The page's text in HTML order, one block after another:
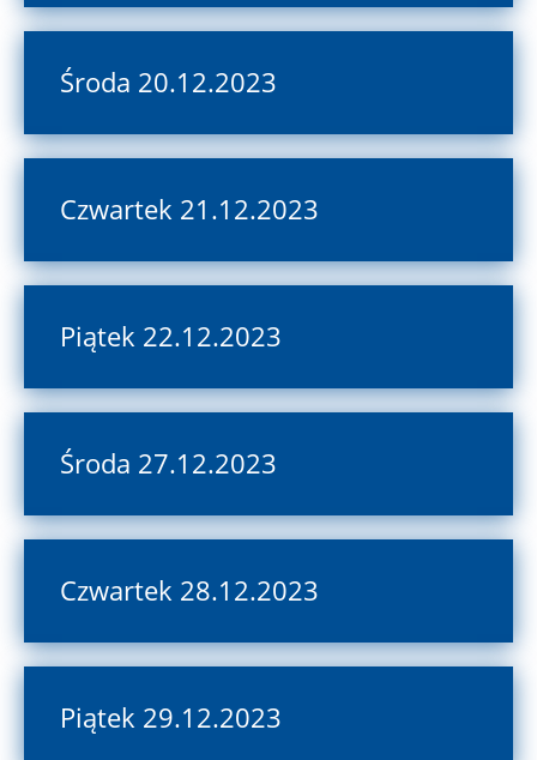
Środa 20.12.2023
Czwartek 21.12.2023
Piątek 22.12.2023
Środa 27.12.2023
Czwartek 28.12.2023
Piątek 29.12.2023